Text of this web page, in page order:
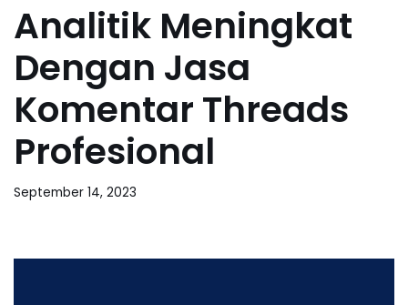
Analitik Meningkat
Dengan Jasa
Komentar Threads
Profesional
September 14, 2023